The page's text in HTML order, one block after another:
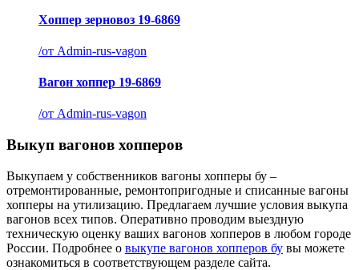
Хоппер зерновоз 19-6869
/от Admin-rus-vagon
Вагон хоппер 19-6869
/от Admin-rus-vagon
Выкуп вагонов хопперов
Выкупаем у собственников вагоны хопперы бу –
отремонтированные, ремонтопригодные и списанные вагоны
хопперы на утилизацию. Предлагаем лучшие условия выкупа
вагонов всех типов. Оперативно проводим выездную
техническую оценку ваших вагонов хопперов в любом городе
России. Подробнее о выкупе вагонов хопперов бу вы можете
ознакомиться в соответствующем разделе сайта.